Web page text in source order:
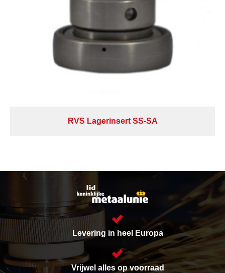
RVS Lagerinsert SS-SA
Levering in heel Europa
Vrijwel alles op voorraad